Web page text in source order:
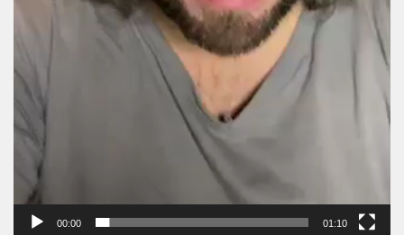
00:00 01:10